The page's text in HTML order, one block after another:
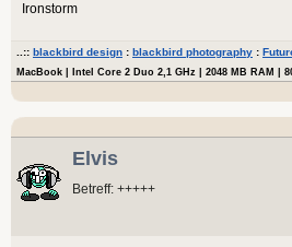
Ironstorm
..:: blackbird design : blackbird photography :
MacBook | Intel Core 2 Duo 2,1 GHz | 2048 MB RAM |
Elvis
Betreff: +++++